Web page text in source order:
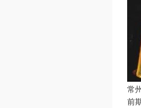
常
前